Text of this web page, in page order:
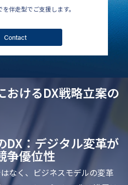
伴走型でご支援します。
Contact
おけるDX戦略立案の
DX：デジタル変革が
争優位性
なく、ビジネスモデルの変革